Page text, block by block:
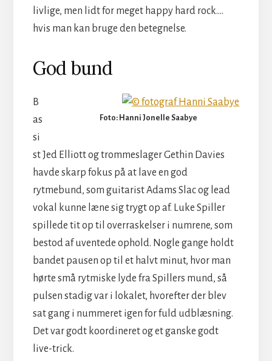
livlige, men lidt for meget happy hard rock….
hvis man kan bruge den betegnelse.
God bund
Foto: Hanni Jonelle Saabye
B
as
si
st Jed Elliott og trommeslager Gethin Davies
havde skarp fokus på at lave en god
rytmebund, som guitarist Adams Slac og lead
vokal kunne læne sig trygt op af. Luke Spiller
spillede tit op til overraskelser i numrene, som
bestod af uventede ophold. Nogle gange holdt
bandet pausen op til et halvt minut, hvor man
hørte små rytmiske lyde fra Spillers mund, så
pulsen stadig var i lokalet, hvorefter der blev
sat gang i nummeret igen for fuld udblæsning.
Det var godt koordineret og et ganske godt
live-trick.